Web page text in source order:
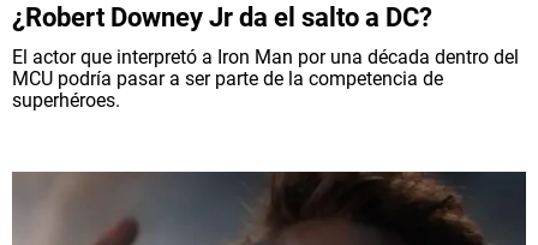
¿Robert Downey Jr da el salto a DC?
El actor que interpretó a Iron Man por una década dentro del
MCU podría pasar a ser parte de la competencia de
superhéroes.